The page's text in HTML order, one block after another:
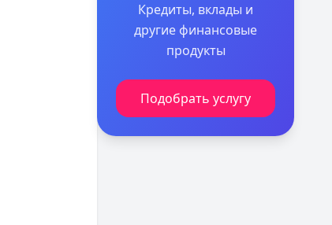
Кредиты, вклады и
другие финансовые
продукты
Подобрать услугу